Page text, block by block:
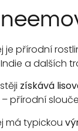
je přírodní
a dalších
získává
– přírodní
má typickou